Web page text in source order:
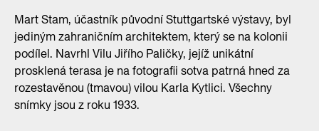
Mart Stam, účastník původní Stuttgartské výstavy, byl
jediným zahraničním architektem, který se na kolonii
podílel. Navrhl Vilu Jiřího Paličky, jejíž unikátní
prosklená terasa je na fotografii sotva patrná hned za
rozestavěnou (tmavou) vilou Karla Kytlici. Všechny
snímky jsou z roku 1933.